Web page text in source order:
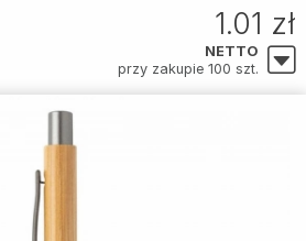
1.01 zł
NETTO
przy zakupie 100 szt.